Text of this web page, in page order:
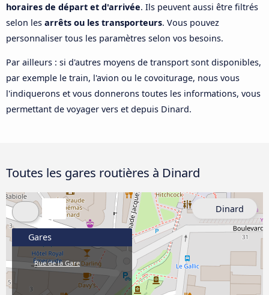
horaires de départ et d'arrivée. Ils peuvent aussi être filtrés
selon les arrêts ou les transporteurs. Vous pouvez
personnaliser tous les paramètres selon vos besoins.
Par ailleurs : si d'autres moyens de transport sont disponibles,
par exemple le train, l'avion ou le covoiturage, nous vous
l'indiquerons et vous donnerons toutes les informations, vous
permettant de voyager vers et depuis Dinard.
Toutes les gares routières à Dinard
Gares
Rue de la Gare
Dinard